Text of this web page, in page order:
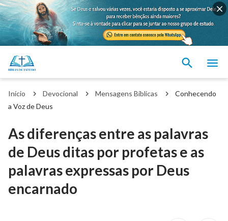
Início Devocional Mensagens Bíblicas
Conhecendo
a Voz de Deus
As diferenças entre as palavras
de Deus ditas por profetas e as
palavras expressas por Deus
encarnado